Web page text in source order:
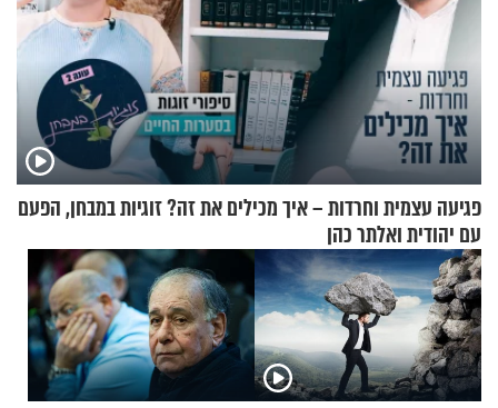
פגיעה עצמית וחרדות – איך מכילים את זה? זוגיות במבחן, הפעם
עם יהודית ואלתר כהן